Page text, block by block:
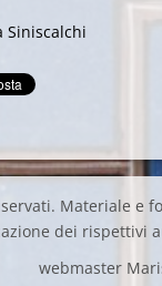
Siniscalchi
Materiale e
dei rispettivi
webmaster